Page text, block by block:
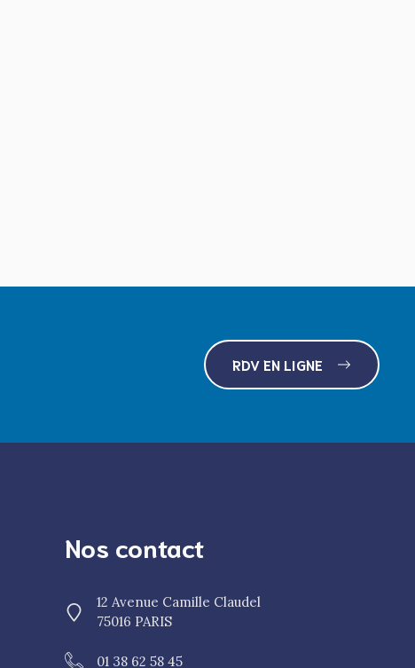
RDV EN LIGNE
Nos contact
12 Avenue Camille Claudel
75016 PARIS
01 38 62 58 45